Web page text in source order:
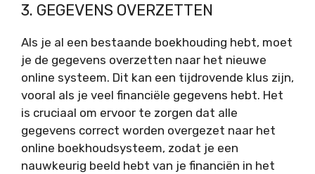
3. GEGEVENS OVERZETTEN
Als je al een bestaande boekhouding hebt, moet
je de gegevens overzetten naar het nieuwe
online systeem. Dit kan een tijdrovende klus zijn,
vooral als je veel financiële gegevens hebt. Het
is cruciaal om ervoor te zorgen dat alle
gegevens correct worden overgezet naar het
online boekhoudsysteem, zodat je een
nauwkeurig beeld hebt van je financiën in het